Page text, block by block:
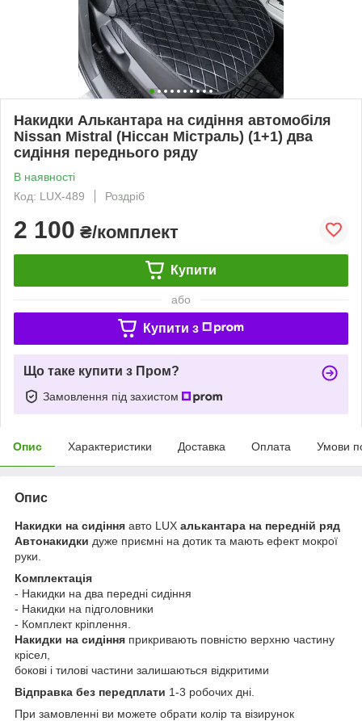
Накидки Алькантара на сидіння автомобіля
Nissan Mistral (Ніссан Містраль) (1+1) два
сидіння переднього ряду
В наявності
Код: LUX-489
Роздріб
2 100 ₴/комплект
Купити
або
Купити з
Що таке купити з Пром?
Замовлення під захистом
Опис Характеристики Доставка Оплата Умови
Опис
Накидки на сидіння авто LUX алькантара на передній ряд
Автонакидки дуже приємні на дотик та мають ефект мокрої
руки.
Комплектація
- Накидки на два передні сидіння
- Накидки на підголовники
- Комплект кріплення.
Накидки на сидіння прикривають повністю верхню частину
крісел,
бокові і тилові частини залишаються відкритими
Відправка без передплати 1-3 робочих дні.
При замовленні ви можете обрати колір та візирунок